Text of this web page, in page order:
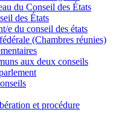
du Conseil des États
des États
e du conseil des états
(Chambres réunies)
aux deux conseils
et procédure